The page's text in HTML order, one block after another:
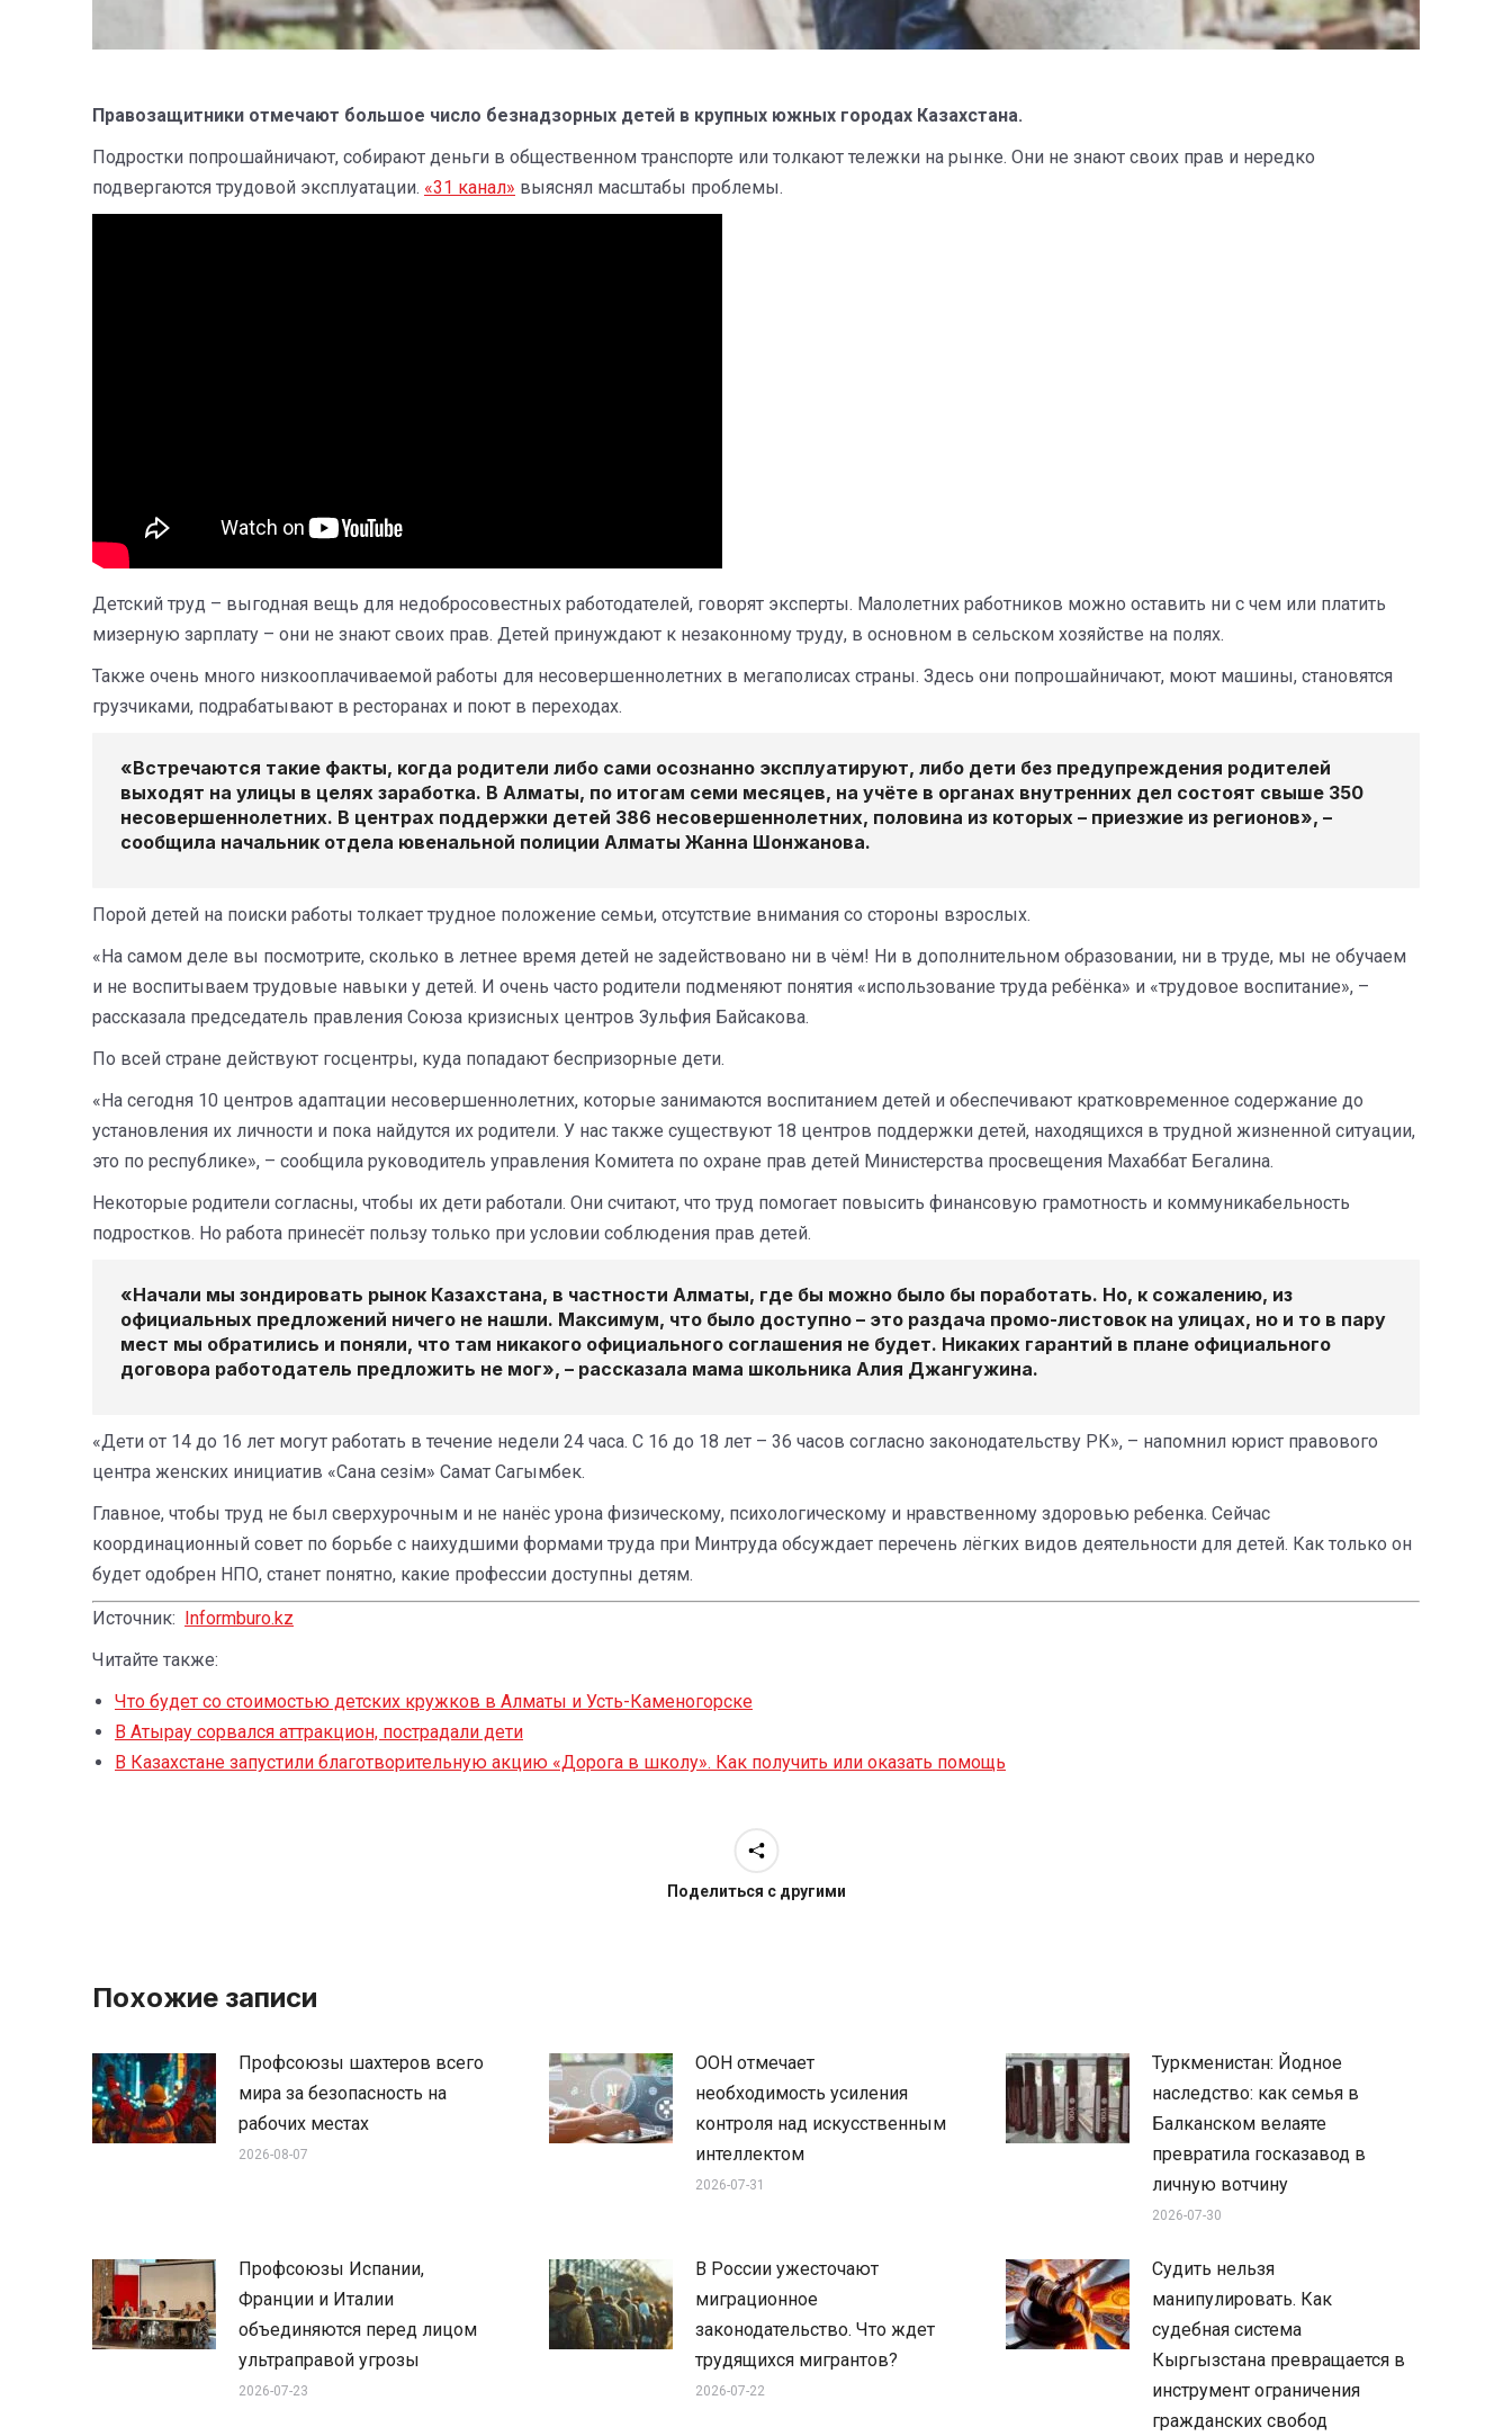
Правозащитники отмечают большое число безнадзорных детей в крупных южных городах Казахстана.
Подростки попрошайничают, собирают деньги в общественном транспорте или толкают тележки на рынке. Они не знают своих прав и нередко
подвергаются трудовой эксплуатации. «31 канал» выяснял масштабы проблемы.
Детский труд – выгодная вещь для недобросовестных работодателей, говорят эксперты. Малолетних работников можно оставить ни с чем или платить
мизерную зарплату – они не знают своих прав. Детей принуждают к незаконному труду, в основном в сельском хозяйстве на полях.
Также очень много низкооплачиваемой работы для несовершеннолетних в мегаполисах страны. Здесь они попрошайничают, моют машины, становятся
грузчиками, подрабатывают в ресторанах и поют в переходах.
«Встречаются такие факты, когда родители либо сами осознанно эксплуатируют, либо дети без предупреждения родителей
выходят на улицы в целях заработка. В Алматы, по итогам семи месяцев, на учёте в органах внутренних дел состоят свыше 350
несовершеннолетних. В центрах поддержки детей 386 несовершеннолетних, половина из которых – приезжие из регионов», –
сообщила начальник отдела ювенальной полиции Алматы Жанна Шонжанова.
Порой детей на поиски работы толкает трудное положение семьи, отсутствие внимания со стороны взрослых.
«На самом деле вы посмотрите, сколько в летнее время детей не задействовано ни в чём! Ни в дополнительном образовании, ни в труде, мы не обучаем
и не воспитываем трудовые навыки у детей. И очень часто родители подменяют понятия «использование труда ребёнка» и «трудовое воспитание», –
рассказала председатель правления Союза кризисных центров Зульфия Байсакова.
По всей стране действуют госцентры, куда попадают беспризорные дети.
«На сегодня 10 центров адаптации несовершеннолетних, которые занимаются воспитанием детей и обеспечивают кратковременное содержание до
установления их личности и пока найдутся их родители. У нас также существуют 18 центров поддержки детей, находящихся в трудной жизненной ситуации,
это по республике», – сообщила руководитель управления Комитета по охране прав детей Министерства просвещения Махаббат Бегалина.
Некоторые родители согласны, чтобы их дети работали. Они считают, что труд помогает повысить финансовую грамотность и коммуникабельность
подростков. Но работа принесёт пользу только при условии соблюдения прав детей.
«Начали мы зондировать рынок Казахстана, в частности Алматы, где бы можно было бы поработать. Но, к сожалению, из
официальных предложений ничего не нашли. Максимум, что было доступно – это раздача промо-листовок на улицах, но и то в пару
мест мы обратились и поняли, что там никакого официального соглашения не будет. Никаких гарантий в плане официального
договора работодатель предложить не мог», – рассказала мама школьника Алия Джангужина.
«Дети от 14 до 16 лет могут работать в течение недели 24 часа. С 16 до 18 лет – 36 часов согласно законодательству РК», – напомнил юрист правового
центра женских инициатив «Сана сезiм» Самат Сагымбек.
Главное, чтобы труд не был сверхурочным и не нанёс урона физическому, психологическому и нравственному здоровью ребенка. Сейчас
координационный совет по борьбе с наихудшими формами труда при Минтруда обсуждает перечень лёгких видов деятельности для детей. Как только он
будет одобрен НПО, станет понятно, какие профессии доступны детям.
Источник: Informburo.kz
Читайте также:
Что будет со стоимостью детских кружков в Алматы и Усть-Каменогорске
В Атырау сорвался аттракцион, пострадали дети
В Казахстане запустили благотворительную акцию «Дорога в школу». Как получить или оказать помощь
Поделиться с другими
Похожие записи
Профсоюзы шахтеров всего
мира за безопасность на
рабочих местах
2026-08-07
ООН отмечает
необходимость усиления
контроля над искусственным
интеллектом
2026-07-31
Туркменистан: Йодное
наследство: как семья в
Балканском велаяте
превратила госказавод в
личную вотчину
2026-07-30
Профсоюзы Испании,
Франции и Италии
объединяются перед лицом
ультраправой угрозы
2026-07-23
В России ужесточают
миграционное
законодательство. Что ждет
трудящихся мигрантов?
2026-07-22
Судить нельзя
манипулировать. Как
судебная система
Кыргызстана превращается в
инструмент ограничения
гражданских свобод